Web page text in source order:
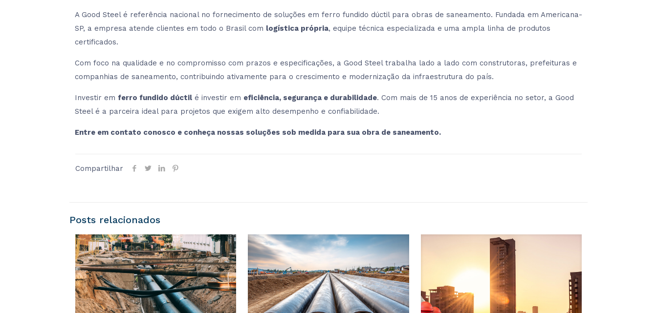
A Good Steel é referência nacional no fornecimento de soluções em ferro fundido dúctil para obras de saneamento. Fundada em Americana-
SP, a empresa atende clientes em todo o Brasil com logística própria, equipe técnica especializada e uma ampla linha de produtos
certificados.
Com foco na qualidade e no compromisso com prazos e especificações, a Good Steel trabalha lado a lado com construtoras, prefeituras e
companhias de saneamento, contribuindo ativamente para o crescimento e modernização da infraestrutura do país.
Investir em ferro fundido dúctilé investir em eficiência, segurança e durabilidade. Com mais de 15 anos de experiência no setor, a Good
Steel é a parceira ideal para projetos que exigem alto desempenho e confiabilidade.
Entre em contato conosco e conheça nossas soluções sob medida para sua obra de saneamento.
Compartilhar
Posts relacionados